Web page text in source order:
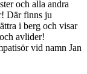
och alla andra
Där finns ju
i berg och visar
avlider!
vid namn Jan